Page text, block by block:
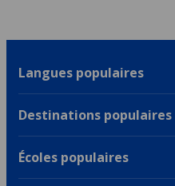
Langues populaires
Destinations populaires
Écoles populaires